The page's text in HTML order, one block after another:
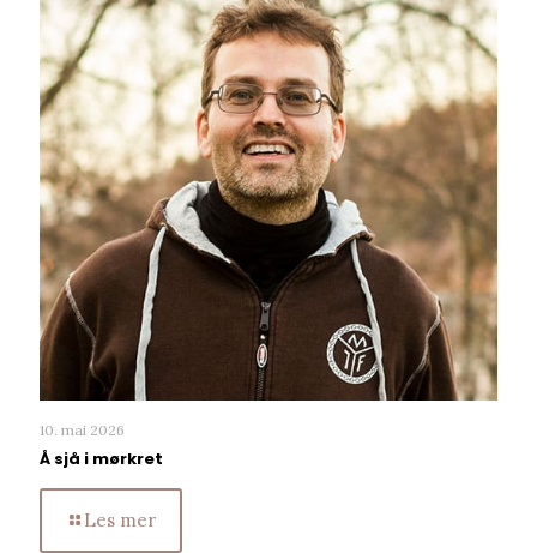
10. mai 2026
Å sjå i mørkret
Les mer